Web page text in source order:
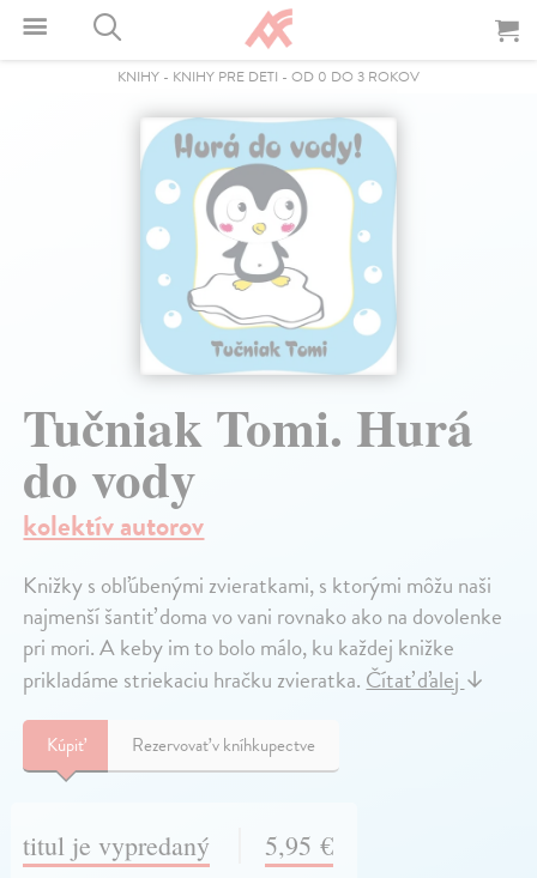
KNIHY - KNIHY PRE DETI - OD 0 DO 3 ROKOV
Tučniak Tomi. Hurá
do vody
kolektív autorov
Knižky s obľúbenými zvieratkami, s ktorými môžu naši
najmenší šantiť doma vo vani rovnako ako na dovolenke
pri mori. A keby im to bolo málo, ku každej knižke
prikladáme striekaciu hračku zvieratka.Čítať ďalej↓
Kúpiť Rezervovať v kníhkupectve
titul je vypredaný 5,95 €